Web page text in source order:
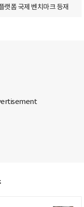
랫폼 국제 벤치마크 등재